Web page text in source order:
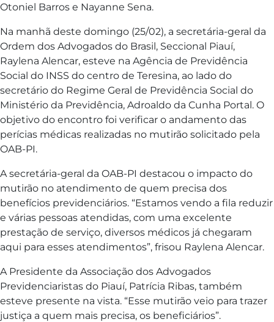
Otoniel Barros e Nayanne Sena.
Na manhã deste domingo (25/02), a secretária-geral da
Ordem dos Advogados do Brasil, Seccional Piauí,
Raylena Alencar, esteve na Agência de Previdência
Social do INSS do centro de Teresina, ao lado do
secretário do Regime Geral de Previdência Social do
Ministério da Previdência, Adroaldo da Cunha Portal. O
objetivo do encontro foi verificar o andamento das
perícias médicas realizadas no mutirão solicitado pela
OAB-PI.
A secretária-geral da OAB-PI destacou o impacto do
mutirão no atendimento de quem precisa dos
benefícios previdenciários. “Estamos vendo a fila reduzir
e várias pessoas atendidas, com uma excelente
prestação de serviço, diversos médicos já chegaram
aqui para esses atendimentos”, frisou Raylena Alencar.
A Presidente da Associação dos Advogados
Previdenciaristas do Piauí, Patrícia Ribas, também
esteve presente na vista. “Esse mutirão veio para trazer
justiça a quem mais precisa, os beneficiários”.